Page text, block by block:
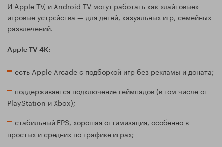
И Apple TV, и Android TV могут работать как «лайтовые»
игровые устройства — для детей, казуальных игр, семейных
развлечений.
Apple TV 4K:
есть Apple Arcade с подборкой игр без рекламы и доната;
поддерживается подключение геймпадов (в том числе от
PlayStation и Xbox);
стабильный FPS, хорошая оптимизация, особенно в
простых и средних по графике играх;